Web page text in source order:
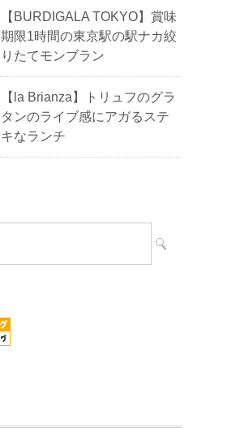
【BURDIGALA TOKYO】賞味
期限1時間の東京駅の駅ナカ絞
りたてモンブラン
【la Brianza】トリュフのグラ
タンのライブ感にアガるステ
キなランチ